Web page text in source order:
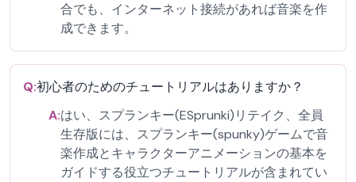
合でも、インターネット接続があれば音楽を作
成できます。
Q:初心者のためのチュートリアルはありますか？
A:はい、スプランキー(ESprunki)リテイク、全員
生存版には、スプランキー(spunky)ゲームで音
楽作成とキャラクターアニメーションの基本を
ガイドする役立つチュートリアルが含まれてい